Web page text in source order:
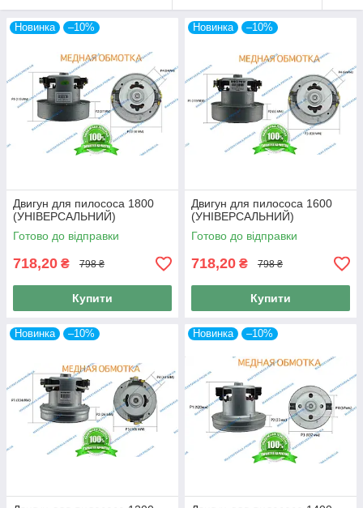
Новинка –10%
Двигун для пилососа 1800
(УНІВЕРСАЛЬНИЙ)
Готово до відправки
718,20 ₴ 798 ₴
Купити
Новинка –10%
Двигун для пилососа 1600
(УНІВЕРСАЛЬНИЙ)
Готово до відправки
718,20 ₴ 798 ₴
Купити
Новинка –10% Новинка –10%